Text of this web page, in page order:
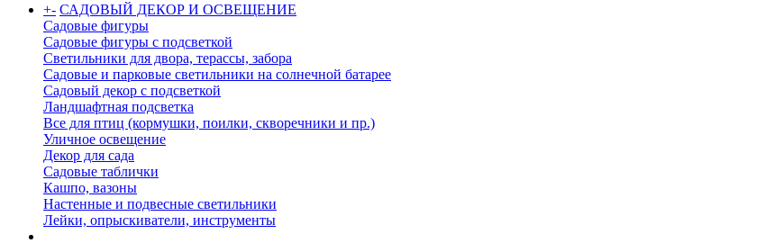
+- САДОВЫЙ ДЕКОР И ОСВЕЩЕНИЕ
Садовые фигуры
Садовые фигуры с подсветкой
Светильники для двора, терассы, забора
Садовые и парковые светильники на солнечной батарее
Садовый декор с подсветкой
Ландшафтная подсветка
Все для птиц (кормушки, поилки, скворечники и пр.)
Уличное освещение
Декор для сада
Садовые таблички
Кашпо, вазоны
Настенные и подвесные светильники
Лейки, опрыскиватели, инструменты